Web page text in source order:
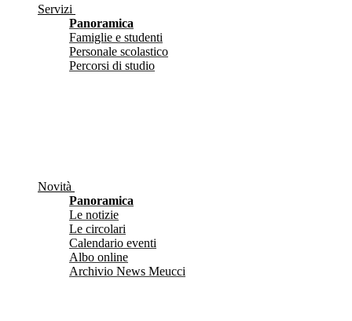
Servizi
Panoramica
Famiglie e studenti
Personale scolastico
Percorsi di studio
Novità
Panoramica
Le notizie
Le circolari
Calendario eventi
Albo online
Archivio News Meucci